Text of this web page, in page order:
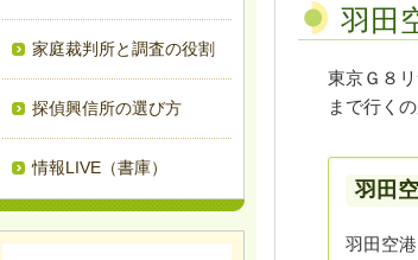
羽田
東京Ｇ８
まで行く
羽田
羽田空
家庭裁判所と調査の役割
探偵興信所の選び方
情報LIVE（書庫）